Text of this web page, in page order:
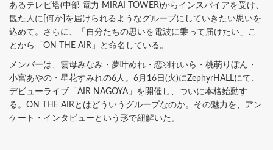
あるテレビ塔(中部 電力 MIRAI TOWER)からインスパイアを受け、
観た人に[何か]を届けられるようなグループにしていきたい思いを
込めて。さらに、「自分たちの思いを電波に乗って届けたい」こ
とから「ON THE AIR」と命名している。
メンバーは、雲母みなみ・夢叶めれ・恋羽れいら・桃萌りぼん・
小宮あやの・星花すみれの6人。6月16日(火)にZephyrHALLにて、
デビューライブ「AIR NAGOYA」を開催し、ついに本格始動す
る。ON THE AIRとはどういうグループなのか。その魅力を、アン
ケート・インタビューという形で紐解いた。